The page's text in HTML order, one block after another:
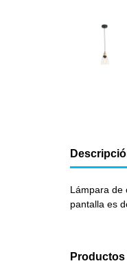
Lámpara de
pantalla es
Productos